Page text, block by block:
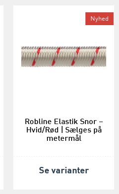
Nyhed
Robline Elastik Snor –
Hvid/Rød | Sælges på
metermål
Se varianter